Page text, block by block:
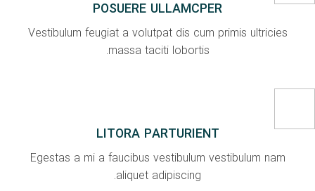
POSUERE ULLAMCPER
Vestibulum feugiat a volutpat dis cum primis ultricies
massa taciti lobortis.
LITORA PARTURIENT
Egestas a mi a faucibus vestibulum vestibulum nam
aliquet adipiscing.